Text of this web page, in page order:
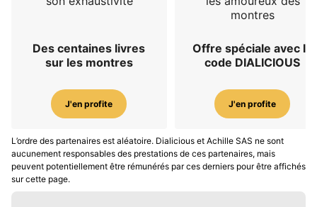
Des centaines livres
sur les montres
J'en profite
montres
Offre spéciale avec le
code DIALICIOUS
J'en profite
L’ordre des partenaires est aléatoire. Dialicious et Achille SAS ne sont
aucunement responsables des prestations de ces partenaires, mais
peuvent potentiellement être rémunérés par ces derniers pour être affichés
sur cette page.